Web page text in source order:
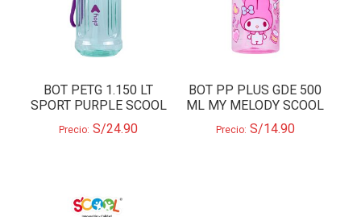
BOT PETG 1.150 LT
SPORT PURPLE SCOOL
Precio: S/24.90
BOT PP PLUS GDE 500
ML MY MELODY SCOOL
Precio: S/14.90